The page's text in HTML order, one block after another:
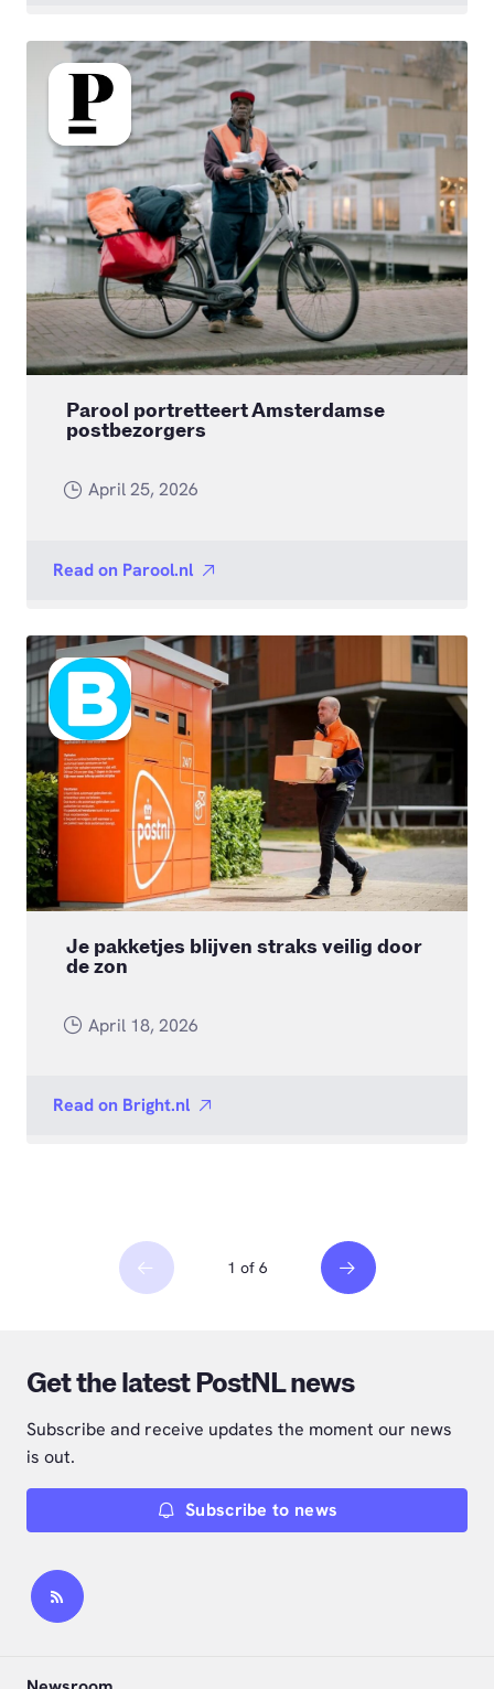
Parool portretteert Amsterdamse
postbezorgers
April 25, 2026
Read on Parool.nl
Je pakketjes blijven straks veilig door
de zon
April 18, 2026
Read on Bright.nl
1 of 6
Get the latest PostNL news
Subscribe and receive updates the moment our news
is out.
Subscribe to news